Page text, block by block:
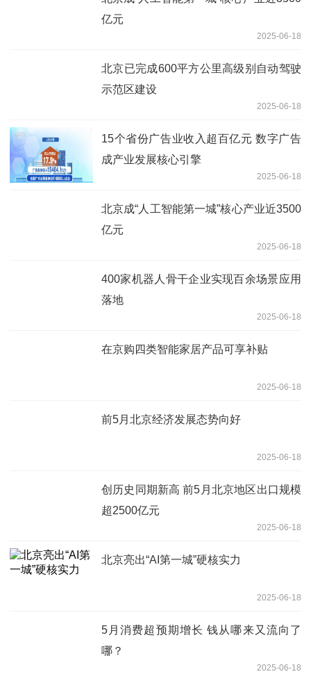
亿元
2025-06-18
北京已完成600平方公里高级别自动驾驶
示范区建设
2025-06-18
15个省份广告业收入超百亿元 数字广告
成产业发展核心引擎
2025-06-18
北京成“人工智能第一城”核心产业近3500
亿元
2025-06-18
400家机器人骨干企业实现百余场景应用
落地
2025-06-18
在京购四类智能家居产品可享补贴
2025-06-18
前5月北京经济发展态势向好
2025-06-18
创历史同期新高 前5月北京地区出口规模
超2500亿元
2025-06-18
北京亮出“AI第一城”硬核实力
2025-06-18
5月消费超预期增长 钱从哪来又流向了
哪？
2025-06-18